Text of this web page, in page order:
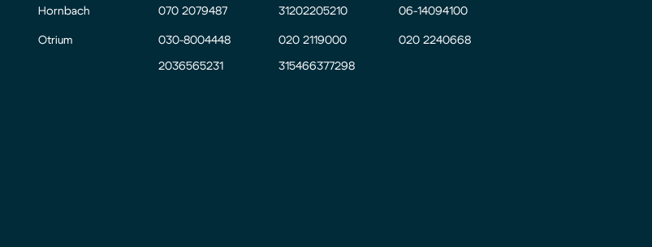
Hornbach
Otrium
070 2079487
030-8004448
2036565231
31202205210
020 2119000
315466377298
06-14094100
020 2240668